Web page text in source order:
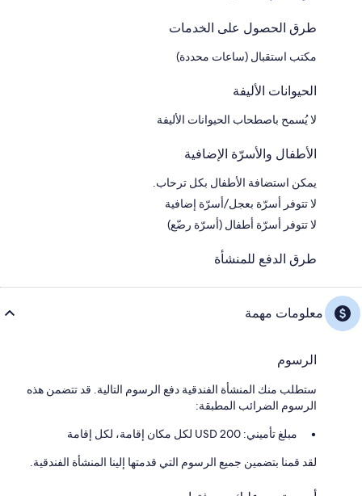
طرق الحصول على الخدمات
مكتب استقبال (ساعات محددة)
الحيوانات الأليفة
لا يُسمح باصطحاب الحيوانات الأليفة
الأطفال والأسرّة الإضافية
يمكن استضافة الأطفال بكل ترحاب.
لا تتوفر أسرّة بعجل/أسرّة إضافية
لا تتوفر أسرّة أطفال (أسرّة رضّع)
طرق الدفع للمنشأة
معلومات مهمة
الرسوم
ستطلب منك المنشأة الفندقية دفع الرسوم التالية. قد تتضمن هذه
الرسوم الضرائب المطبقة:
مبلغ تأميني: 200 USD لكل مكان إقامة، لكل إقامة
لقد قمنا بتضمين جميع الرسوم التي قدمتها إلينا المنشأة الفندقية.